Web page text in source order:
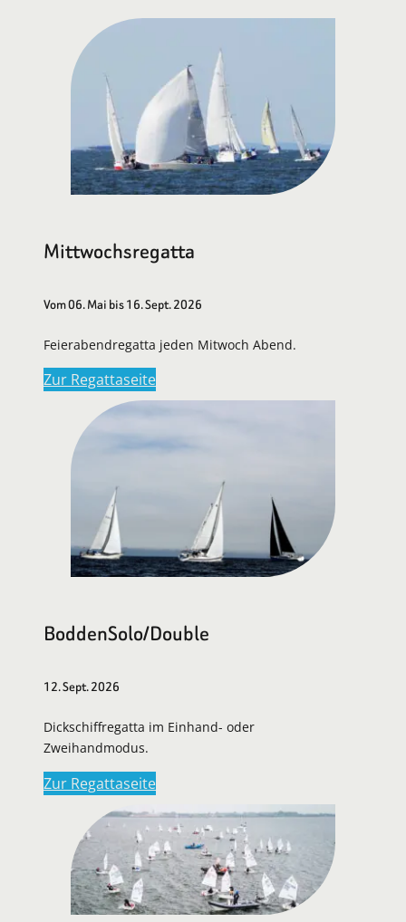
Mittwochsregatta
Vom 06. Mai bis 16. Sept. 2026
Feierabendregatta jeden Mitwoch Abend.
Zur Regattaseite
BoddenSolo/Double
12. Sept. 2026
Dickschiffregatta im Einhand- oder
Zweihandmodus.
Zur Regattaseite